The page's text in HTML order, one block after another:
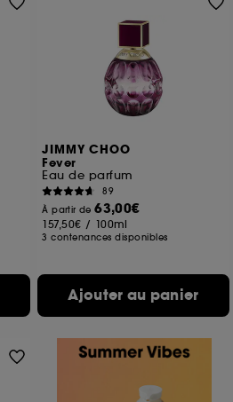
JIMMY CHOO
Fever
Eau de parfum
89
À partir de63,00€
157,50€ / 100ml
3 contenances disponibles
Ajouter au panier